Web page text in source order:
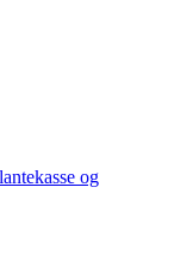
og